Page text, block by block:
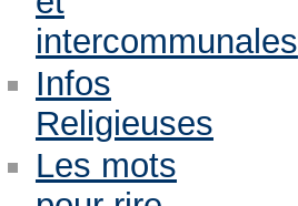
intercommunales
Infos
Religieuses
Les mots